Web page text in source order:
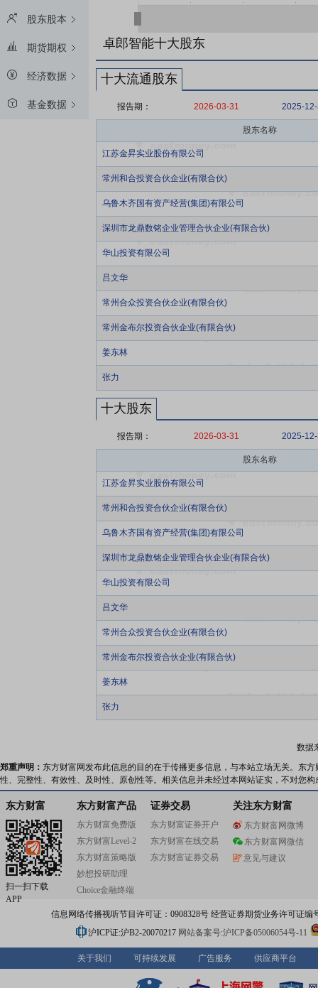
股东股本
期货期权
经济数据
基金数据
卓郎智能十大股东
十大流通股东
报告期： 2026-03-31 2025-
股东名称
江苏金昇实业股份有限公司
常州和合投资合伙企业(有限合伙)
乌鲁木齐国有资产经营(集团)有限公司
深圳市龙鼎数铭企业管理合伙企业(有限合伙)
华山投资有限公司
吕文华
常州合众投资合伙企业(有限合伙)
常州金布尔投资合伙企业(有限合伙)
姜东林
张力
十大股东
报告期： 2026-03-31 2025-
股东名称
江苏金昇实业股份有限公司
常州和合投资合伙企业(有限合伙)
乌鲁木齐国有资产经营(集团)有限公司
深圳市龙鼎数铭企业管理合伙企业(有限合伙)
华山投资有限公司
吕文华
常州合众投资合伙企业(有限合伙)
常州金布尔投资合伙企业(有限合伙)
姜东林
张力
数据
郑重声明： 东方财富网发布此信息的目的在于传播更多信息，与本站立场无关。东
性、完整性、有效性、及时性、原创性等。相关信息并未经过本网站证实，不对您
东方财富
扫一扫下载
APP
东方财富产品
东方财富免费版
东方财富Level-2
东方财富策略版
妙想投研助理
Choice金融终端
证券交易
东方财富证券开户
东方财富在线交易
东方财富证券交易
关注东方财富
东方财富网微博
东方财富网微信
意见与建议
信息网络传播视听节目许可证：0908328号 经营证券期货业务许可证编
沪ICP证:沪B2-20070217 网站备案号:沪ICP备05006054号-11
关于我们 可持续发展 广告服务 供应商平台